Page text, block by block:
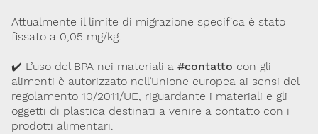
Attualmente il limite di migrazione specifica è stato
fissato a 0,05 mg/kg.
✔️ L’uso del BPA nei materiali a #contatto con gli
alimenti è autorizzato nell’Unione europea ai sensi del
regolamento 10/2011/UE, riguardante i materiali e gli
oggetti di plastica destinati a venire a contatto con i
prodotti alimentari.